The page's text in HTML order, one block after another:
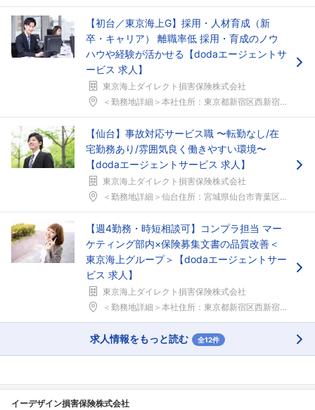
【初台／東京海上G】採用・人材育成（新
卒・キャリア） 離職率低 採用・育成のノウ
ハウや経験が活かせる【dodaエージェントサ
ービス 求人】
東京海上ダイレクト損害保険株式会社
＜勤務地詳細＞本社住所：東京都新宿区西新宿3-20...
【仙台】事故対応サービス職 〜転勤なし/在
宅勤務あり/雰囲気良く働きやすい環境〜
【dodaエージェントサービス 求人】
東京海上ダイレクト損害保険株式会社
＜勤務地詳細＞仙台住所：宮城県仙台市青葉区一番町2...
【週4勤務・時短相談可】コンプラ担当 マー
ケティング部内×保険募集文書の品質改善＜
東京海上グループ＞【dodaエージェントサー
ビス 求人】
東京海上ダイレクト損害保険株式会社
＜勤務地詳細＞本社住所：東京都新宿区西新宿3-20...
求人情報をもっと読む 全12件
イーデザイン損害保険株式会社